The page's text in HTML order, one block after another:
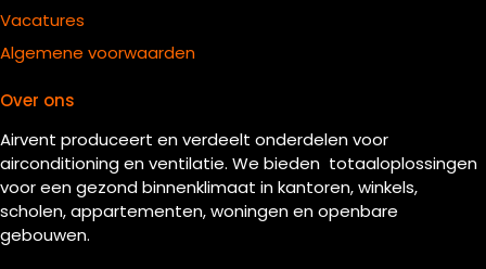
Vacatures
Algemene voorwaarden
Over ons
Airvent produceert en verdeelt onderdelen voor
airconditioning en ventilatie. We bieden totaaloplossingen
voor een gezond binnenklimaat in kantoren, winkels,
scholen, appartementen, woningen en openbare
gebouwen.